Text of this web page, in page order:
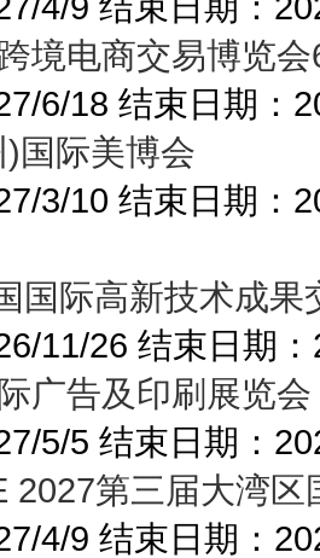
境电商交易博览
6/18 结束日期：
国际美博会
3/10 结束日期：
国际高新技术成
11/26 结束日期：
广告及印刷展览会
5/5 结束日期：
2027第三届大湾
4/9 结束日期：